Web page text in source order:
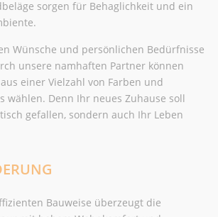
sorgen für Behaglichkeit und ein
Wünsche und persönlichen Bedürfnisse
unsere namhaften Partner können
einer Vielzahl von Farben und
wählen. Denn Ihr neues Zuhause soll
gefallen, sondern auch Ihr Leben
Bauweise überzeugt die